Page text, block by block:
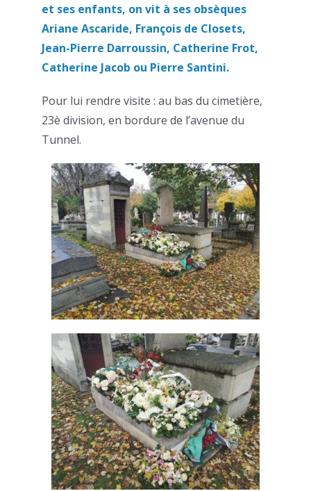
et ses enfants, on vit à ses obsèques
Ariane Ascaride, François de Closets,
Jean-Pierre Darroussin, Catherine Frot,
Catherine Jacob ou Pierre Santini.
Pour lui rendre visite : au bas du cimetière,
23è division, en bordure de l’avenue du
Tunnel.